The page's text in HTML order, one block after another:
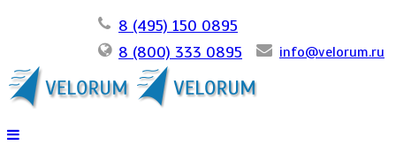
8 (495) 150 0895
8 (800) 333 0895
info@velorum.ru